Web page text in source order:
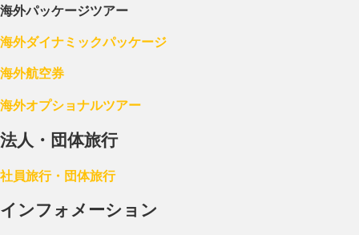
海外パッケージツアー
海外ダイナミックパッケージ
海外航空券
海外オプショナルツアー
法人・団体旅行
社員旅行・団体旅行
インフォメーション